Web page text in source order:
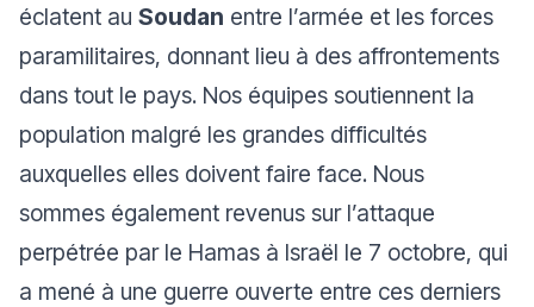
éclatent au Soudan entre l’armée et les forces
paramilitaires, donnant lieu à des affrontements
dans tout le pays. Nos équipes soutiennent la
population malgré les grandes difficultés
auxquelles elles doivent faire face. Nous
sommes également revenus sur l’attaque
perpétrée par le Hamas à Israël le 7 octobre, qui
a mené à une guerre ouverte entre ces derniers